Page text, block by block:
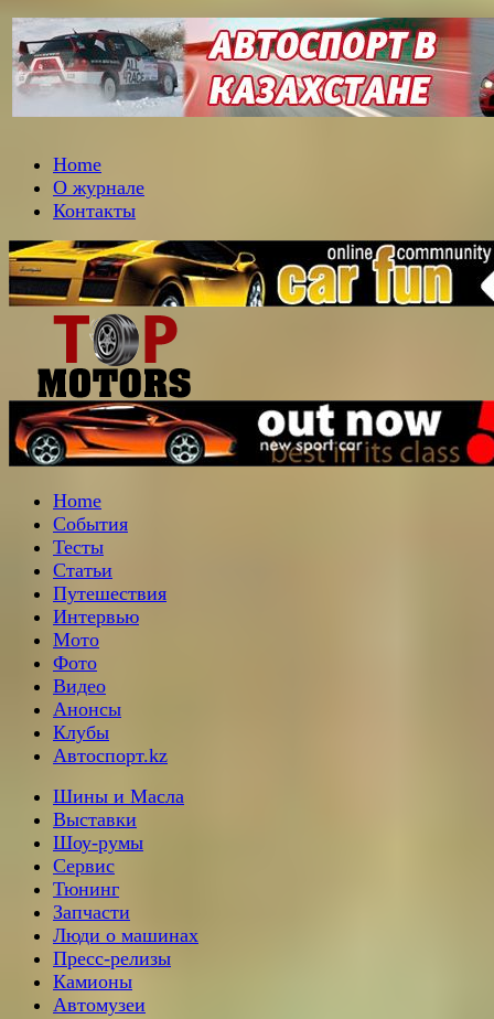
Home
О журнале
Контакты
Home
События
Тесты
Статьи
Путешествия
Интервью
Мото
Фото
Видео
Анонсы
Клубы
Автоспорт.kz
Шины и Масла
Выставки
Шоу-румы
Сервис
Тюнинг
Запчасти
Люди о машинах
Пресс-релизы
Камионы
Автомузеи